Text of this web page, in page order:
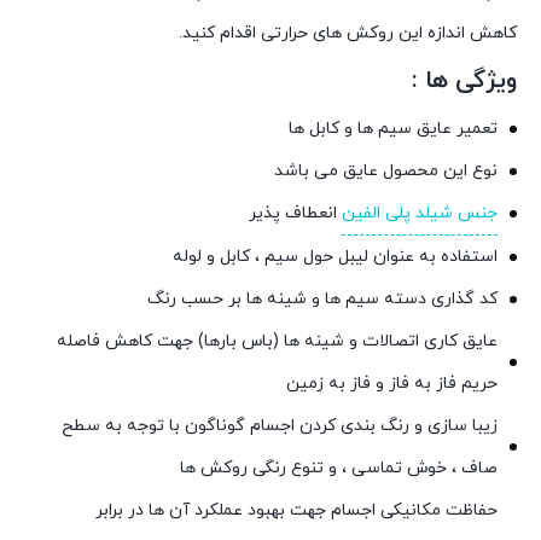
کاهش اندازه این روکش های حرارتی اقدام کنید.
ویژگی ها :
تعمیر عایق سیم ها و کابل ها
نوع این محصول عایق می باشد
جنس شیلد پلی الفین انعطاف پذیر
استفاده به عنوان لیبل حول سیم ، کابل و لوله
کد گذاری دسته سیم ها و شینه ها بر حسب رنگ
عایق کاری اتصالات و شینه ها (باس بارها) جهت کاهش فاصله
حریم فاز به فاز و فاز به زمین
زیبا سازی و رنگ بندی کردن اجسام گوناگون با توجه به سطح
صاف ، خوش تماسی ، و تنوع رنگی روکش ها
حفاظت مکانیکی اجسام جهت بهبود عملکرد آن ها در برابر